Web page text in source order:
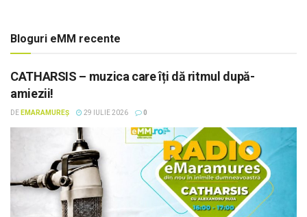
Bloguri eMM recente
CATHARSIS – muzica care îți dă ritmul după-
amiezii!
DE EMARAMUREȘ 29 IULIE 2026 0